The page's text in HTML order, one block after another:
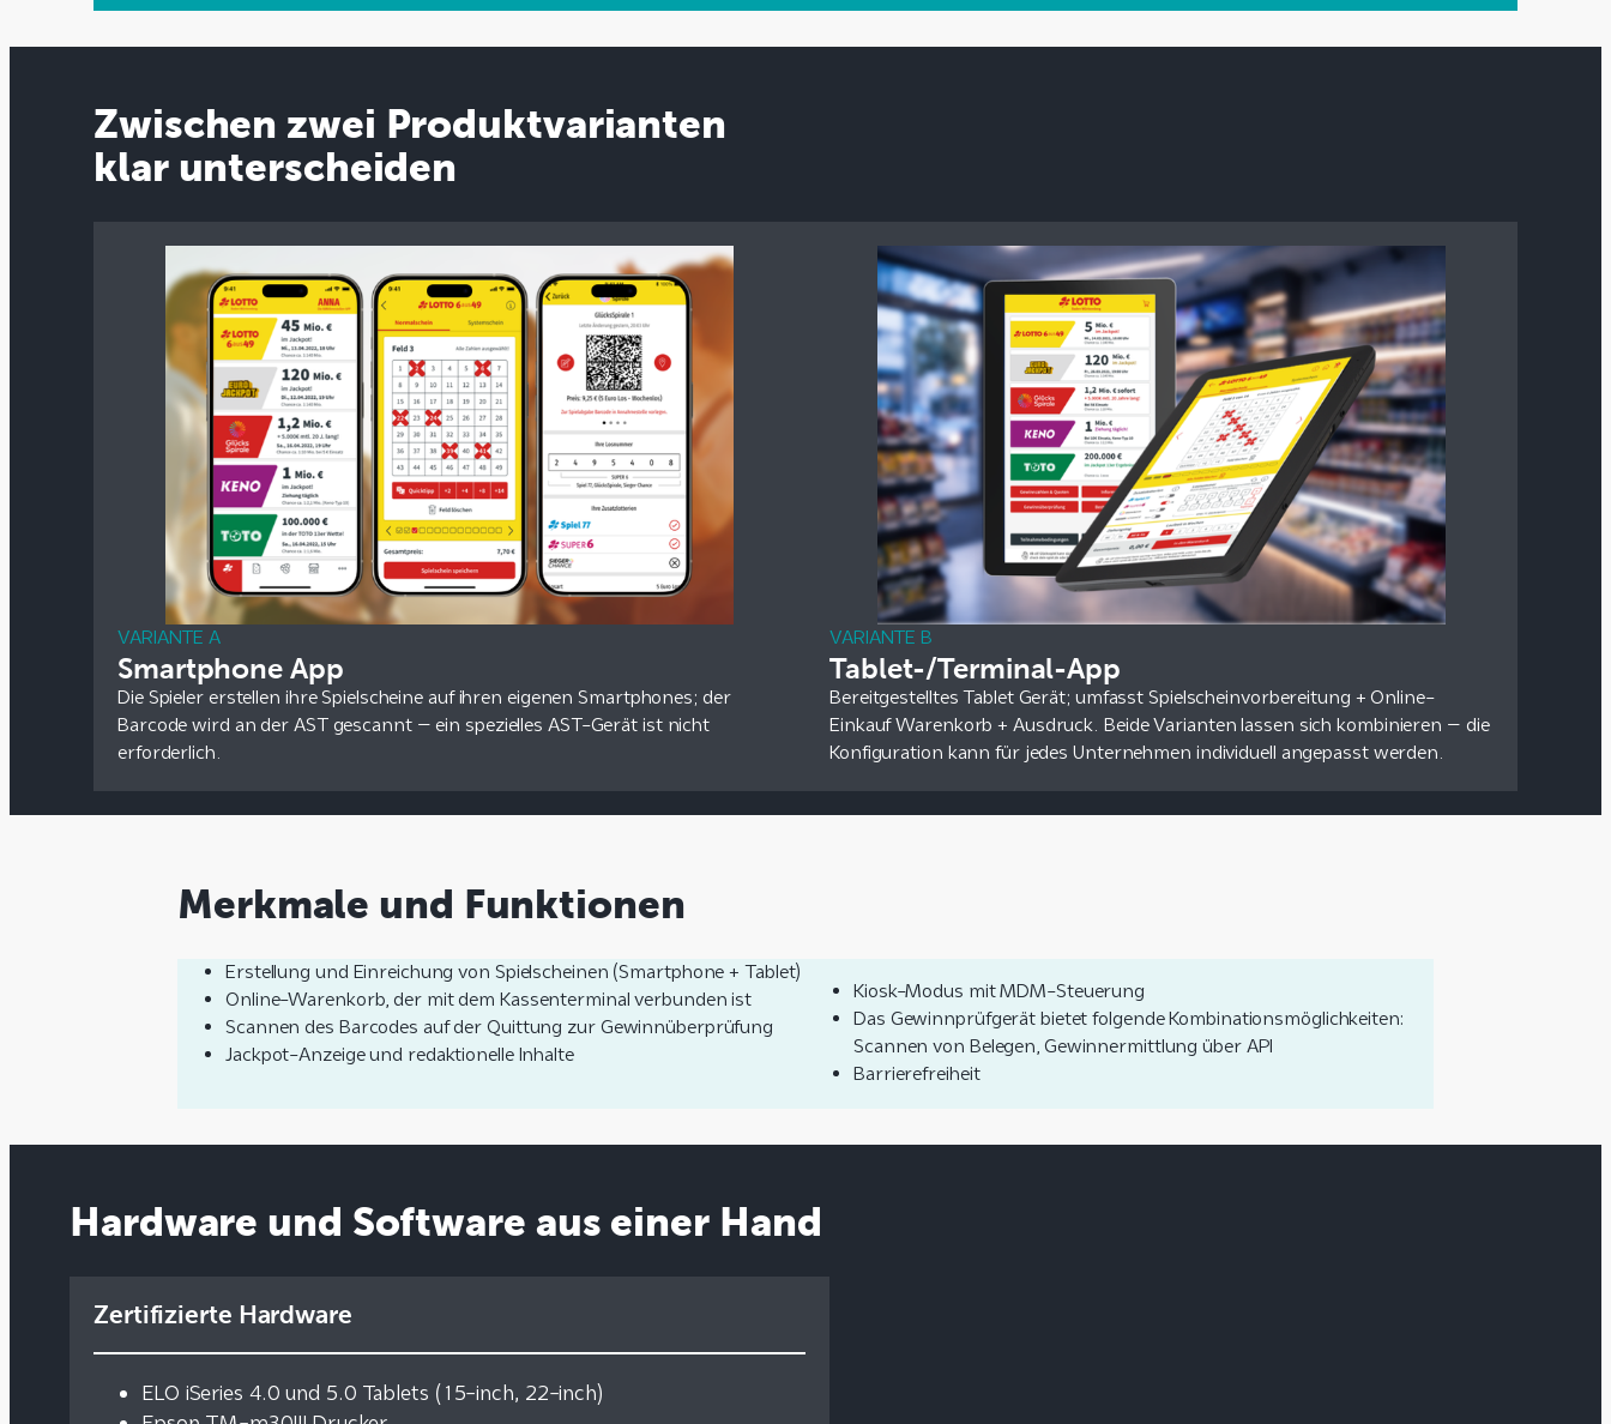
Zwischen zwei Produktvarianten
klar unterscheiden
VARIANTE A
Smartphone App
Die Spieler erstellen ihre Spielscheine auf ihren eigenen Smartphones; der
Barcode wird an der AST gescannt – ein spezielles AST-Gerät ist nicht
erforderlich.
VARIANTE B
Tablet-/Terminal-App
Bereitgestelltes Tablet Gerät; umfasst Spielscheinvorbereitung + Online-
Einkauf Warenkorb + Ausdruck. Beide Varianten lassen sich kombinieren – die
Konfiguration kann für jedes Unternehmen individuell angepasst werden.
Merkmale und Funktionen
Erstellung und Einreichung von Spielscheinen (Smartphone + Tablet)
Online-Warenkorb, der mit dem Kassenterminal verbunden ist
Scannen des Barcodes auf der Quittung zur Gewinnüberprüfung
Jackpot-Anzeige und redaktionelle Inhalte
Kiosk-Modus mit MDM-Steuerung
Das Gewinnprüfgerät bietet folgende Kombinationsmöglichkeiten:
Scannen von Belegen, Gewinnermittlung über API
Barrierefreiheit
Hardware und Software aus einer Hand
Zertifizierte Hardware
ELO iSeries 4.0 und 5.0 Tablets (15-inch, 22-inch)